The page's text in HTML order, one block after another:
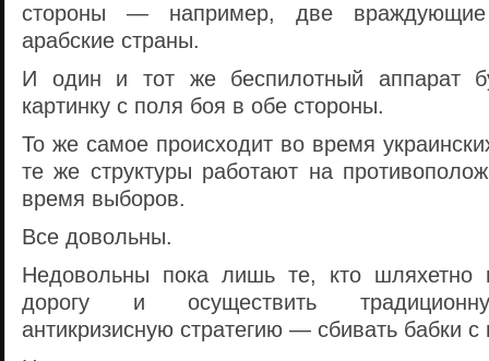
стороны — например, две враждующие
арабские страны.
И один и тот же беспилотный аппарат
картинку с поля боя в обе стороны.
То же самое происходит во время
те же структуры работают на
время выборов.
Все довольны.
Недовольны пока лишь те, кто
дорогу и осуществить
антикризисную стратегию — сбивать бабки